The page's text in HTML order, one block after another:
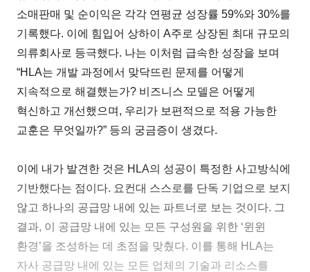
소매판매 및 순이익은 각각 연평균 성장률 59%와 30%를
기록했다. 이에 힘입어 상하이 A주로 상장된 최대 규모의
의류회사로 등극했다. 나는 이처럼 급속한 성장을 보며
“HLA는 개발 과정에서 맞닥뜨린 문제를 어떻게
지속적으로 해결했는가? 비즈니스 모델은 어떻게
혁신하고 개선했으며, 우리가 보편적으로 적용 가능한
교훈은 무엇일까?” 등의 궁금증이 생겼다.
이에 내가 발견한 것은 HLA의 성공이 특정한 사고방식에
기반했다는 점이다. 요컨대 스스로를 단독 기업으로 보지
않고 하나의 공급망 내에 있는 파트너로 보는 것이다. 그
결과, 이 공급망 내에 있는 모든 구성원을 위한 ‘윈윈
환경’을 조성하는 데 초점을 맞췄다. 이를 통해 HLA는
자사 공급망 내에 있는 모든 업체의 기술과 리소스를